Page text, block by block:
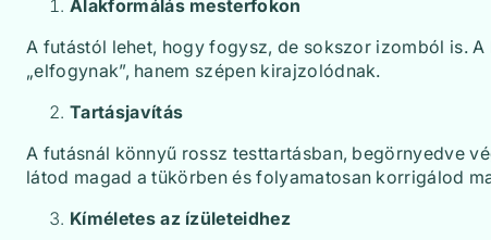
Alakformálás mesterfokon
A futástól lehet, hogy fogysz, de sokszor izomból is.
„elfogynak”, hanem szépen kirajzolódnak.
Tartásjavítás
A futásnál könnyű rossz testtartásban, begörnyedve
látod magad a tükörben és folyamatosan korrigálod
Kíméletes az ízületeidhez